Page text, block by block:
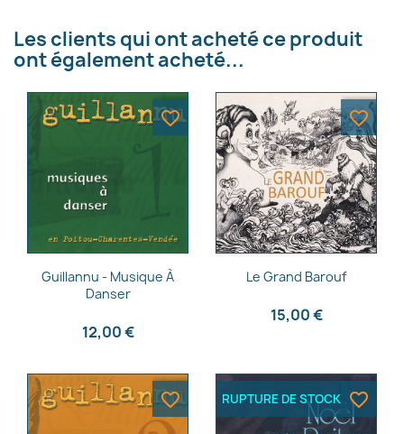
Les clients qui ont acheté ce produit
ont également acheté...
Aperçu rapide
Guillannu - Musique À
Danser
12,00 €
favorite_border
Aperçu rapide
Le Grand Barouf
15,00 €
favorite_border
favorite_border RUPTURE DE STOCK favorite_border